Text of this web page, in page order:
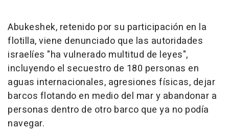
Abukeshek, retenido por su participación en la
flotilla, viene denunciado que las autoridades
israelíes "ha vulnerado multitud de leyes",
incluyendo el secuestro de 180 personas en
aguas internacionales, agresiones físicas, dejar
barcos flotando en medio del mar y abandonar a
personas dentro de otro barco que ya no podía
navegar.